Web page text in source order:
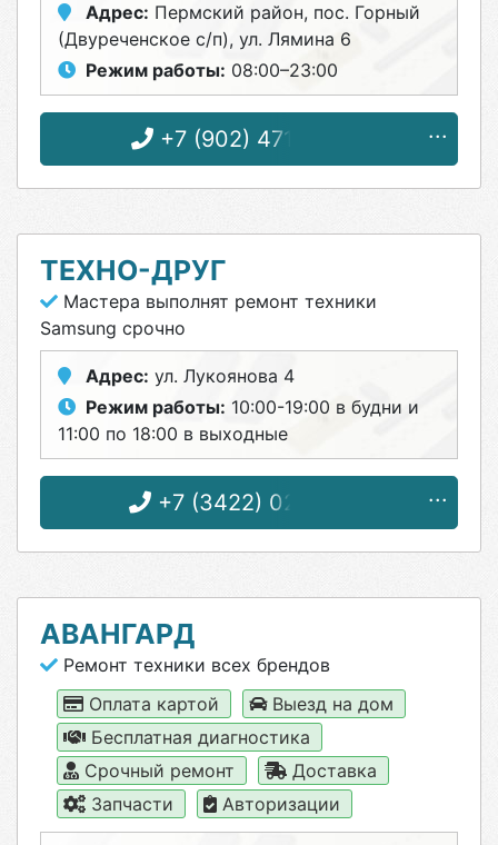
Адрес: Пермский район, пос. Горный
(Двуреченское с/п), ул. Лямина 6
Режим работы: 08:00–23:00
+7 (902) 471-07-98
ТЕХНО-ДРУГ
Мастера выполнят ремонт техники
Samsung срочно
Адрес: ул. Лукоянова 4
Режим работы: 10:00-19:00 в будни и
11:00 по 18:00 в выходные
+7 (3422) 02-22-46
АВАНГАРД
Ремонт техники всех брендов
Оплата картой
Выезд на дом
Бесплатная диагностика
Срочный ремонт
Доставка
Запчасти
Авторизации